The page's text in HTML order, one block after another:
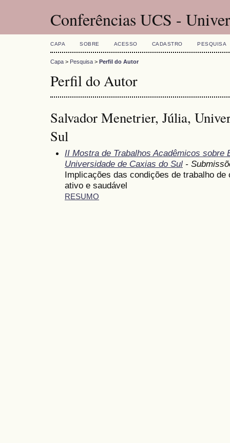
Conferências UCS -
CAPA SOBRE ACESSO CADASTRO PESQUISA
Capa > Pesquisa > Perfil do Autor
Perfil do Autor
Salvador Menetrier, Júlia,
Sul
II Mostra de Trabalhos Acadêmicos sobre
Universidade de Caxias do Sul -
Implicações das condições de trabalho
ativo e saudável
RESUMO